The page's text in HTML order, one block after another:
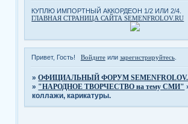
КУПЛЮ ИМПОРТНЫЙ АККОРДЕОН 1/2 ИЛИ 2/4.
ГЛАВНАЯ СТРАНИЦА САЙТА SEMENFROLOV.RU
Привет, Гость! Войдитеили зарегистрируйтесь.
»ОФИЦИАЛЬНЫЙ ФОРУМ
» "НАРОДНОЕ ТВОРЧЕСТВО на тему СМИ"
коллажи, карикатуры.